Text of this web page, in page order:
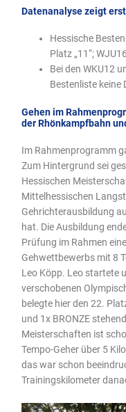
Datenanalyse zeigt
Hessische
Platz „11“;
Bei den WKU12
Bestenliste keine
Gehen im
der Rhönkampfbahn
Im Rahmenprogramm
Zum Hintergrund sei
Hessischen
Mittelhessischen
Gehrichterausbildung
hat. Die Ausbildung
Prüfung im Rahmen
Gehwettbewerbs mit 8
Leo Köpp. Leo startete
verschobenen
belegte hier den 22.
und 1x BRONZE
Meisterschaften ist
Tempo-Geher über 5
das war schon
Trainingskilometer